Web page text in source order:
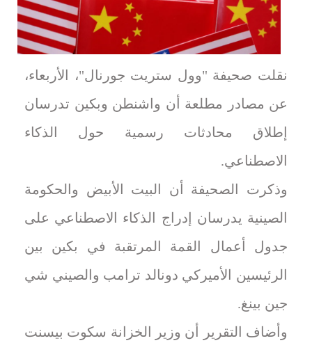
نقلت صحيفة "وول ستريت جورنال"، الأربعاء،
عن ⁠مصادر مطلعة أن واشنطن وبكين تدرسان
إطلاق محادثات رسمية حول الذكاء
الاصطناعي.
وذكرت الصحيفة أن البيت الأبيض والحكومة
‌الصينية يدرسان إدراج الذكاء الاصطناعي على
جدول أعمال ‌القمة ‌المرتقبة في بكين بين
الرئيسين الأميركي دونالد ترامب والصيني شي
جين بينغ.
وأضاف التقرير ‌أن وزير الخزانة ‌سكوت ⁠بيسنت